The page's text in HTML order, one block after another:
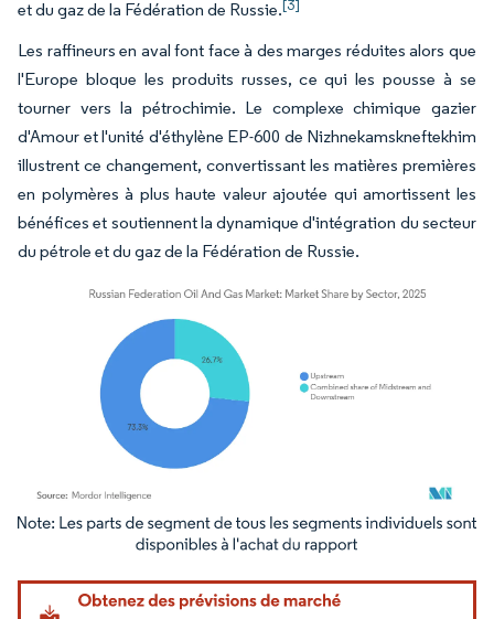
et du gaz de la Fédération de Russie.[3]
Les raffineurs en aval font face à des marges réduites alors que
l'Europe bloque les produits russes, ce qui les pousse à se
tourner vers la pétrochimie. Le complexe chimique gazier
d'Amour et l'unité d'éthylène EP-600 de Nizhnekamskneftekhim
illustrent ce changement, convertissant les matières premières
en polymères à plus haute valeur ajoutée qui amortissent les
bénéfices et soutiennent la dynamique d'intégration du secteur
du pétrole et du gaz de la Fédération de Russie.
Image © Mordor Intelligence. La réutilisation nécessite une attribution sous CC BY